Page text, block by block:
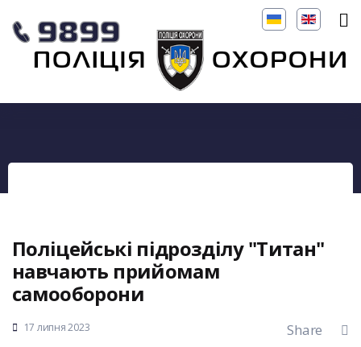
Поліцейські підрозділу "Титан"
навчають прийомам
самооборони
17 липня 2023 Share